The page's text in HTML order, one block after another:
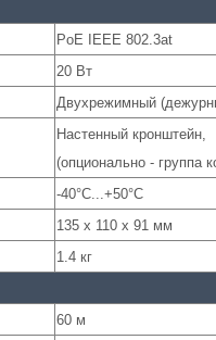
PoE IEEE 802.3at
20 Вт
Двухрежимный
Настенный кронштейн,
(опционально - группа
-40°С...+50°С
135 х 110 х 91 мм
1.4 кг
60 м